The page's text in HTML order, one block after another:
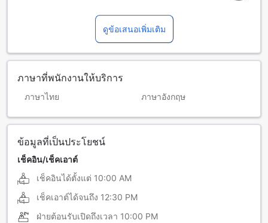
ดูข้อเสนอเพิ่มเติม
ภาษาที่พนักงานให้บริการ
ภาษาไทย ภาษาอังกฤษ
ข้อมูลที่เป็นประโยชน์
เช็คอิน/เช็คเอาต์
เช็คอินได้ตั้งแต่ 10:00 AM
เช็คเอาต์ได้จนถึง 12:30 PM
ฝ่ายต้อนรับเปิดถึงเวลา 10:00 PM